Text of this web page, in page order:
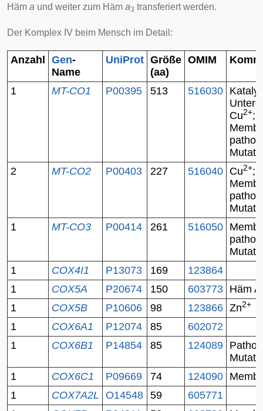
Häm a und weiter zum Häm a3 transferiert werden.
Der Komplex IV beim Mensch im Detail:
Anzahl Gen-
Name
UniProt Größe
(aa)
OMIM
1 MT-CO1 P00395 513 516030
Cu2+;
2
MT-CO2 P00403 227 516040 Cu2+;
1
MT-CO3 P00414 261 516050
1
COX4I1 P13073 169
123864
1
COX5A P20674 150 603773 Häm A
1
COX5B P10606 98 123866 Zn2+
1 COX6A1 P12074 85
602072
1
COX6B1 P14854 85 124089
1
COX6C1 P09669 74 124090
1
COX7A2L O14548 59
605771